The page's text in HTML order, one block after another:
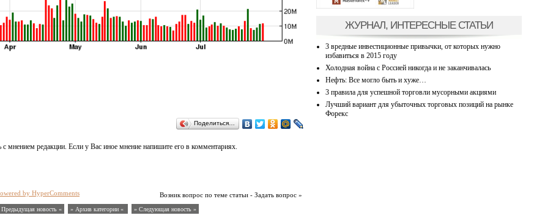
Поделиться…
мнением редакции. Если у Вас иное мнение напишите его в комментариях.
Возник вопрос по теме статьи - Задать вопрос »
by HyperComments
Предыдущая новость « » Архив категории « » Следующая новость »
ЖУРНАЛ, ИНТЕРЕСНЫЕ СТАТЬИ
3 вредные инвестиционные привычки, от которых нужно
избавиться в 2015 году
Холодная война с Россией никогда и не заканчивалась
Нефть: Все могло быть и хуже…
3 правила для успешной торговли мусорными акциями
Лучший вариант для убыточных торговых позиций на рынке
Форекс